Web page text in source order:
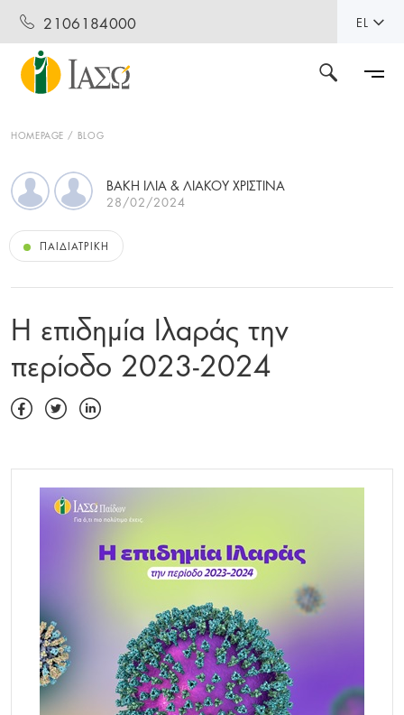
2106184000 EL
HOMEPAGE BLOG
ΒΑΚΗ ΙΛΙΑ & ΛΙΑΚΟΥ ΧΡΙΣΤΙΝΑ
28/02/2024
ΠΑΙΔΙΑΤΡΙΚΉ
Η επιδημία Ιλαράς την
περίοδο 2023-2024